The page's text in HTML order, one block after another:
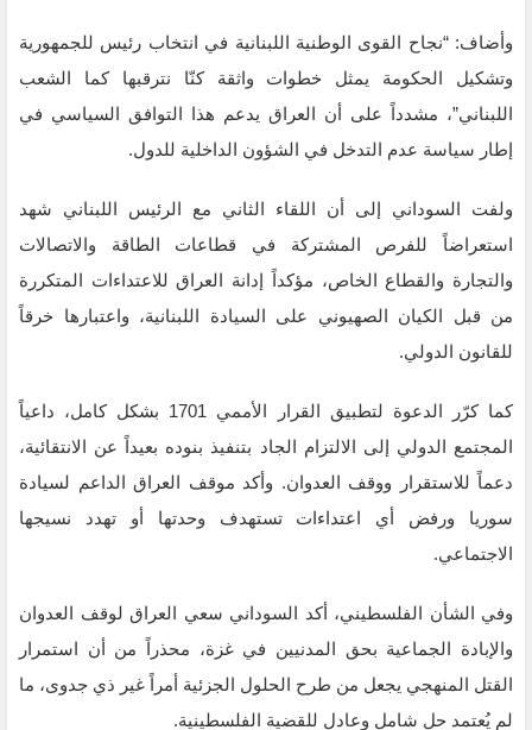
وأضاف: “نجاح القوى الوطنية اللبنانية في انتخاب رئيس للجمهورية
وتشكيل الحكومة يمثل خطوات واثقة كنّا نترقبها كما الشعب
اللبناني”، مشدداً على أن العراق يدعم هذا التوافق السياسي في
إطار سياسة عدم التدخل في الشؤون الداخلية للدول.
ولفت السوداني إلى أن اللقاء الثاني مع الرئيس اللبناني شهد
استعراضاً للفرص المشتركة في قطاعات الطاقة والاتصالات
والتجارة والقطاع الخاص، مؤكداً إدانة العراق للاعتداءات المتكررة
من قبل الكيان الصهيوني على السيادة اللبنانية، واعتبارها خرقاً
للقانون الدولي.
كما كرّر الدعوة لتطبيق القرار الأممي 1701 بشكل كامل، داعياً
المجتمع الدولي إلى الالتزام الجاد بتنفيذ بنوده بعيداً عن الانتقائية،
دعماً للاستقرار ووقف العدوان. وأكد موقف العراق الداعم لسيادة
سوريا ورفض أي اعتداءات تستهدف وحدتها أو تهدد نسيجها
الاجتماعي.
وفي الشأن الفلسطيني، أكد السوداني سعي العراق لوقف العدوان
والإبادة الجماعية بحق المدنيين في غزة، محذراً من أن استمرار
القتل المنهجي يجعل من طرح الحلول الجزئية أمراً غير ذي جدوى، ما
لم يُعتمد حل شامل وعادل للقضية الفلسطينية.